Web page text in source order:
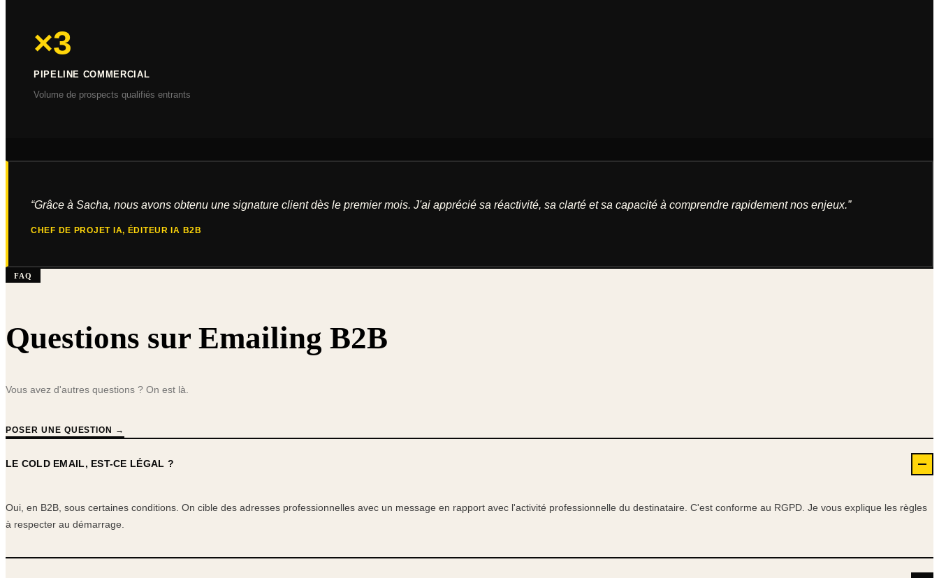
×3
PIPELINE COMMERCIAL
Volume de prospects qualifiés entrants
“Grâce à Sacha, nous avons obtenu une signature client dès le premier mois. J'ai apprécié sa réactivité, sa clarté et sa capacité à comprendre rapidement nos enjeux.”
CHEF DE PROJET IA, ÉDITEUR IA B2B
FAQ
Questions sur Emailing B2B
Vous avez d'autres questions ? On est là.
POSER UNE QUESTION →
LE COLD EMAIL, EST-CE LÉGAL ?
Oui, en B2B, sous certaines conditions. On cible des adresses professionnelles avec un message en rapport avec l'activité professionnelle du destinataire. C'est conforme au RGPD. Je vous explique les règles
à respecter au démarrage.